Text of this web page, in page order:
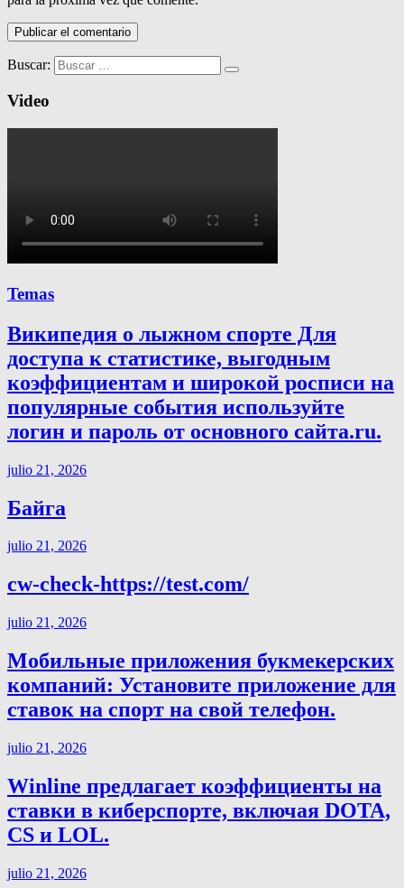
Buscar:
Video
Temas
Википедия о лыжном спорте Для
доступа к статистике, выгодным
коэффициентам и широкой росписи на
популярные события используйте
логин и пароль от основного сайта.ru.
julio 21, 2026
Байга
julio 21, 2026
cw-check-https://test.com/
julio 21, 2026
Мобильные приложения букмекерских
компаний: Установите приложение для
ставок на спорт на свой телефон.
julio 21, 2026
Winline предлагает коэффициенты на
ставки в киберспорте, включая DOTA,
CS и LOL.
julio 21, 2026